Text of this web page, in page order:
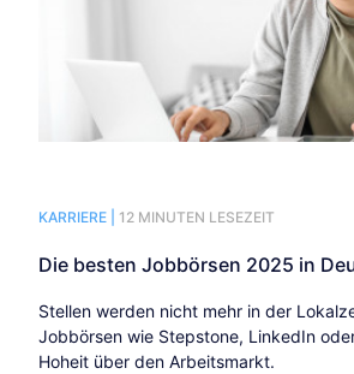
KARRIERE | 12 MINUTEN LESEZEIT
Die besten Jobbörsen 2025 in
Stellen werden nicht mehr in der
Jobbörsen wie Stepstone, LinkedIn
Hoheit über den Arbeitsmarkt.